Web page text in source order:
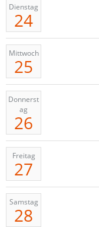
Dienstag
24
Mittwoch
25
Donnerst
ag
26
Freitag
27
Samstag
28